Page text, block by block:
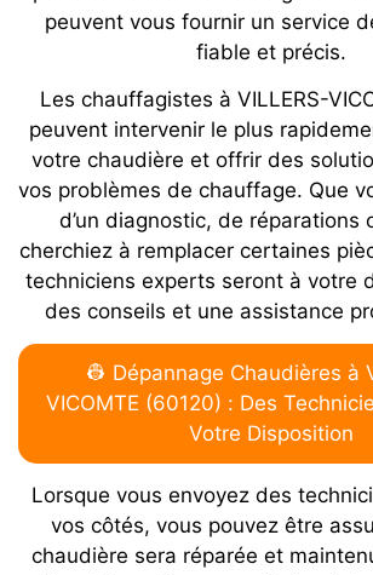
peuvent vous fournir un service
fiable et précis.
Les chauffagistes à VILLERS-
peuvent intervenir le plus
votre chaudière et offrir des
vos problèmes de chauffage. Que
d’un diagnostic, de réparations
cherchiez à remplacer certaines
techniciens experts seront à votre
des conseils et une assistance
👷 Dépannage Chaudières à
VICOMTE (60120) : Des
Votre Disposition
Lorsque vous envoyez des
vos côtés, vous pouvez être
chaudière sera réparée et